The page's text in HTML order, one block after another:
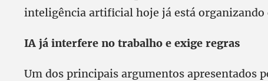
inteligência artificial hoje já está
IA já interfere no trabalho e exige regras
Um dos principais argumentos apresentados